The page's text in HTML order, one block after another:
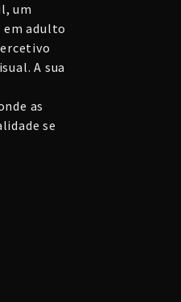
um
em adulto
A sua
as
se